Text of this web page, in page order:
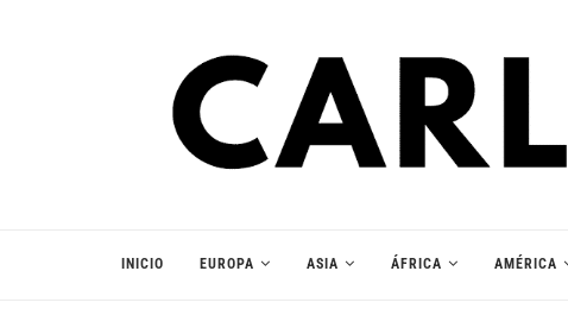
INICIO EUROPA ASIA ÁFRICA AMÉRICA